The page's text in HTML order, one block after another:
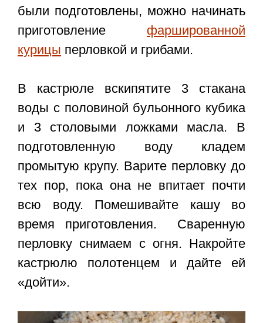
были подготовлены, можно начинать
приготовление фаршированной
курицы перловкой и грибами.
В кастрюле вскипятите 3 стакана
воды с половиной бульонного кубика
и 3 столовыми ложками масла. В
подготовленную воду кладем
промытую крупу. Варите перловку до
тех пор, пока она не впитает почти
всю воду. Помешивайте кашу во
время приготовления. Сваренную
перловку снимаем с огня. Накройте
кастрюлю полотенцем и дайте ей
«дойти».